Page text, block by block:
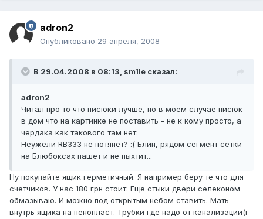
adron2
Опубликовано 29 апреля, 2008
В 29.04.2008 в 08:13, sm1le сказал:
adron2
Читал про то что писюки лучше, но в моем случае писюк
в дом что на картинке не поставить - не к кому просто, а
чердака как такового там нет.
Неужели RB333 не потянет? :( Блин, рядом сегмент сетки
на Блюбоксах пашет и не пыхтит...
Ну покупайте ящик герметичный. Я например беру те что для
счетчиков. У нас 180 грн стоит. Еще стыки двери селеконом
обмазываю. И можно под открытым небом ставить. Мать
внутрь ящика на пенопласт. Трубки где надо от канализации(г